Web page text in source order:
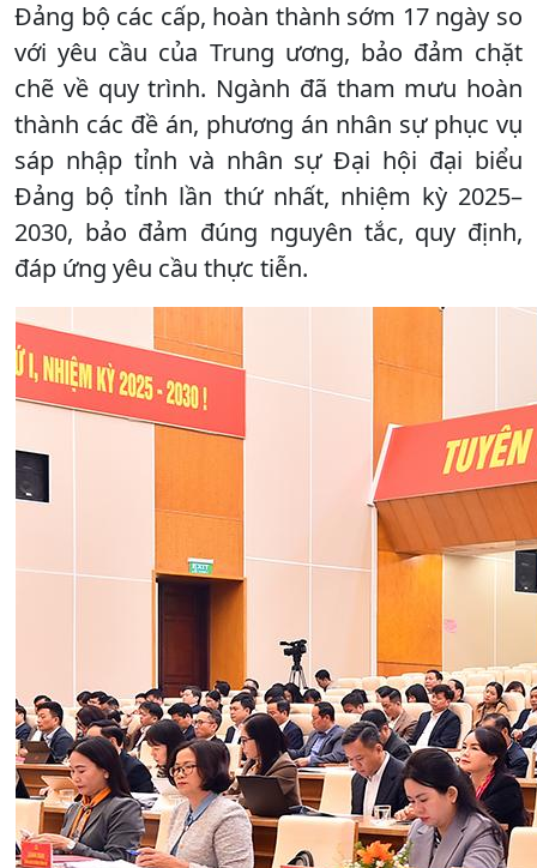
Đảng bộ các cấp, hoàn thành sớm 17 ngày so
với yêu cầu của Trung ương, bảo đảm chặt
chẽ về quy trình. Ngành đã tham mưu hoàn
thành các đề án, phương án nhân sự phục vụ
sáp nhập tỉnh và nhân sự Đại hội đại biểu
Đảng bộ tỉnh lần thứ nhất, nhiệm kỳ 2025–
2030, bảo đảm đúng nguyên tắc, quy định,
đáp ứng yêu cầu thực tiễn.